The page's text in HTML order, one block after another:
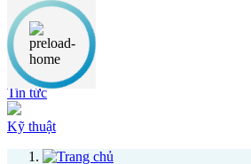
Thông báo
Ưu đãi
Tin tức
Kỹ thuật